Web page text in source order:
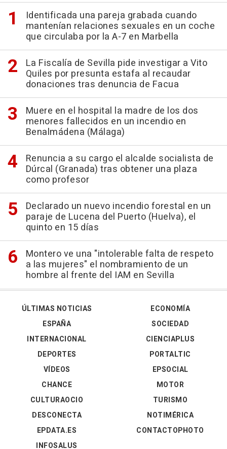
Identificada una pareja grabada cuando
mantenían relaciones sexuales en un coche
que circulaba por la A-7 en Marbella
La Fiscalía de Sevilla pide investigar a Vito
Quiles por presunta estafa al recaudar
donaciones tras denuncia de Facua
Muere en el hospital la madre de los dos
menores fallecidos en un incendio en
Benalmádena (Málaga)
Renuncia a su cargo el alcalde socialista de
Dúrcal (Granada) tras obtener una plaza
como profesor
Declarado un nuevo incendio forestal en un
paraje de Lucena del Puerto (Huelva), el
quinto en 15 días
Montero ve una "intolerable falta de respeto
a las mujeres" el nombramiento de un
hombre al frente del IAM en Sevilla
ÚLTIMAS NOTICIAS
ESPAÑA
INTERNACIONAL
DEPORTES
VÍDEOS
ECONOMÍA
SOCIEDAD
CIENCIAPLUS
PORTALTIC
EPSOCIAL
CHANCE
CULTURAOCIO
DESCONECTA
EPDATA.ES
INFOSALUS
MOTOR
TURISMO
NOTIMÉRICA
CONTACTOPHOTO